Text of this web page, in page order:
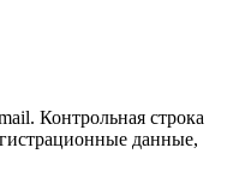
Контрольная строка
данные,